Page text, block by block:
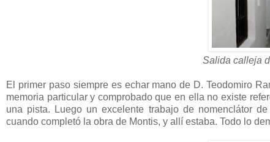
Salida calleja
El primer paso siempre es echar mano de D. Teodomiro
memoria particular y comprobado que en ella no existe
una pista. Luego un excelente trabajo de nomenclátor
cuando completó la obra de Montis, y allí estaba. Todo lo